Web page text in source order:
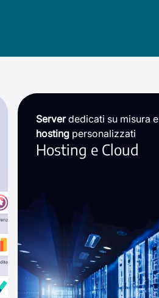
Serverdedicati su misura e
hosting personalizzati
Hosting e Cloud